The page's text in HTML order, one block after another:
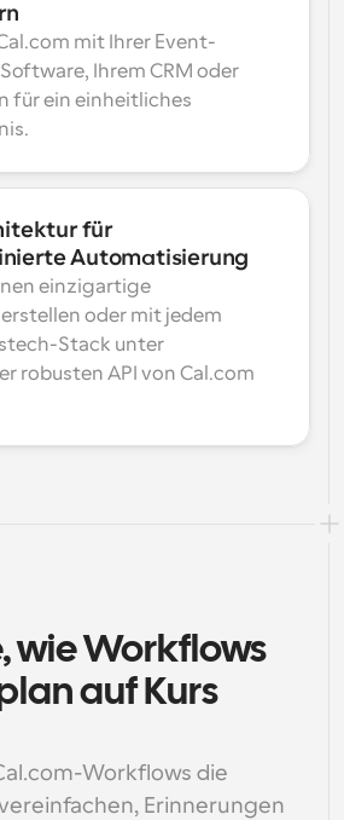
mit Ihrer Event-
Ihrem CRM oder
für ein einheitliches
für
Automatisierung
einzigartige
oder mit jedem
Stack unter
robusten API von Cal.com
wie Workflows
auf Kurs
Workflows die
Erinnerungen